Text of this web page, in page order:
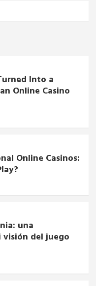
Into a
Online Casino
Online Casinos:
una
visión del juego